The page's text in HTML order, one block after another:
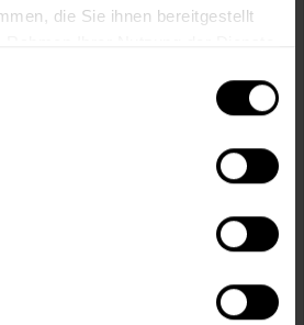
die Sie ihnen bereitgestellt